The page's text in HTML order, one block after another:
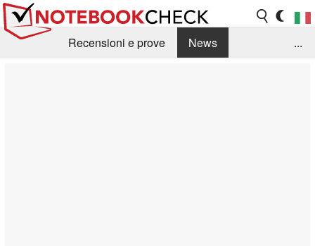
Recensioni e prove
News
...